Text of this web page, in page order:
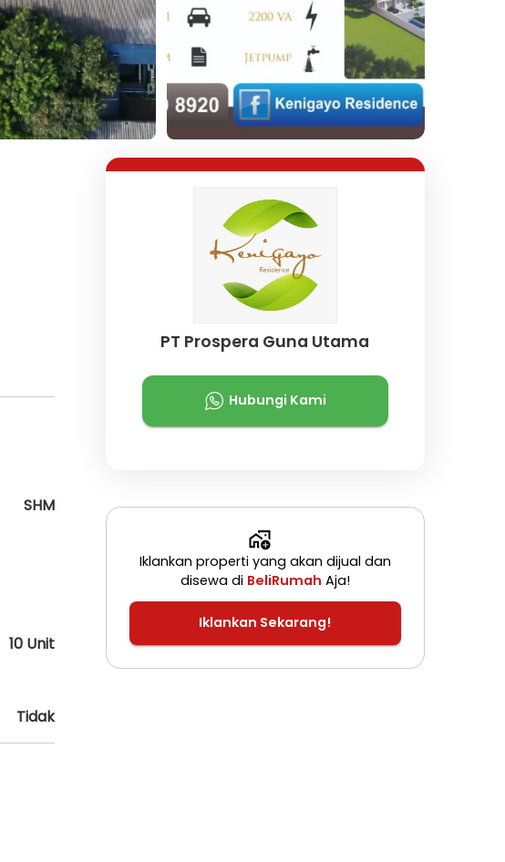
SHM
10 Unit
Tidak
PT Prospera Guna Utama
Hubungi Kami
Iklankan properti yang akan dijual dan
disewa di BeliRumah Aja!
Iklankan Sekarang!